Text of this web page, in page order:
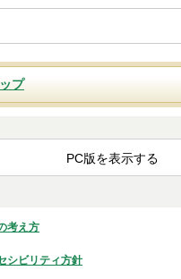
プ
PC版を表示する
考え方
シビリティ方針